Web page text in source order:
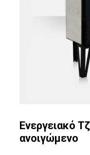
Ενεργειακό
ανοιγώμενο